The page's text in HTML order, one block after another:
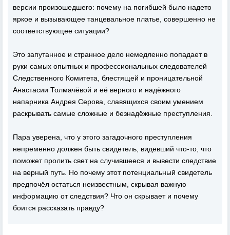
версии произошедшего: почему на погибшей было надето
яркое и вызывающее танцевальное платье, совершенно не
соответствующее ситуации?
Это запутанное и странное дело немедленно попадает в
руки самых опытных и профессиональных следователей
Следственного Комитета, блестящей и проницательной
Анастасии Толмачёвой и её верного и надёжного
напарника Андрея Серова, славящихся своим умением
раскрывать самые сложные и безнадёжные преступления.
Пара уверена, что у этого загадочного преступления
непременно должен быть свидетель, видевший что-то, что
поможет пролить свет на случившееся и вывести следствие
на верный путь. Но почему этот потенциальный свидетель
предпочёл остаться неизвестным, скрывая важную
информацию от следствия? Что он скрывает и почему
боится рассказать правду?